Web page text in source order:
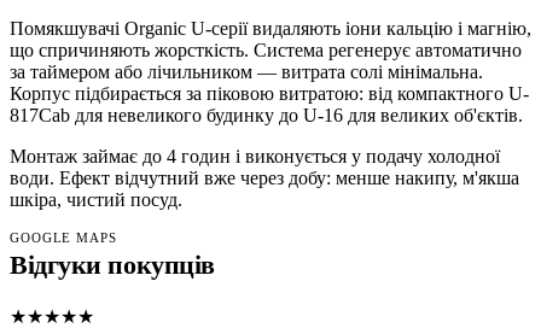
Помякшувачі Organic U-серії видаляють іони кальцію і магнію,
що спричиняють жорсткість. Система регенерує автоматично
за таймером або лічильником — витрата солі мінімальна.
Корпус підбирається за піковою витратою: від компактного U-
817Cab для невеликого будинку до U-16 для великих об'єктів.
Монтаж займає до 4 годин і виконується у подачу холодної
води. Ефект відчутний вже через добу: менше накипу, м'якша
шкіра, чистий посуд.
GOOGLE MAPS
Відгуки покупців
★★★★★